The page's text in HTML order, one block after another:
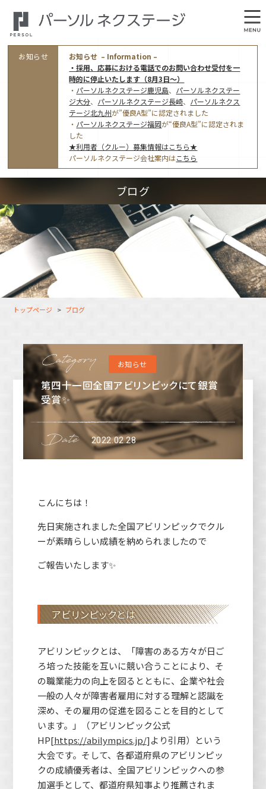
オフィス案内・アクセス
アクセストップ
東京オフィス
福岡オフィス
鹿児島オフィス
大分オフィス
長崎オフィス
福岡コネクトオフィス
松山オフィス
広島オフィス
高松オフィス
事業モデルと仕事内容
ワークスタイル
指定就労継続支援Ａ型事業所にかかる情報公表
採用情報トップ
利用者（クルー）募集
支援スタッフ（タレント） 募集
利用者（クルー）データ
お知らせ
お知らせ – Information –
・採用、応募における電話でのお問い合わせ受付を一
時的に停止いたします（8月3日～）
・ パーソルネクステージ鹿児島、 パーソルネクステー
ジ大分、 パーソルネクステージ長崎、 パーソルネクス
テージ北九州が”優良A型”に認定されました
・ パーソルネクステージ福岡が“優良A型”に認定されま
した
★利用者（クルー）募集情報はこちら★
パーソルネクステージ会社案内はこちら
ブログ
トップページ ブログ
お知らせ
第四十一回全国アビリンピックにて銀賞
受賞✨
2022.02.28
こんにちは！
先日実施されました全国アビリンピックでクル
ーが素晴らしい成績を納められましたので
ご報告いたします✨
アビリンピックとは
アビリンピックとは、「障害のある方々が日ご
ろ培った技能を互いに競い合うことにより、そ
の職業能力の向上を図るとともに、企業や社会
一般の人々が障害者雇用に対する理解と認識を
深め、その雇用の促進を図ることを目的として
います。」（アビリンピック公式
HP[https://abilympics.jp/]より引用）という
大会です。そして、各都道府県のアビリンピッ
クの成績優秀者は、全国アビリンピックへの参
加選手として、都道府県知事より推薦されま